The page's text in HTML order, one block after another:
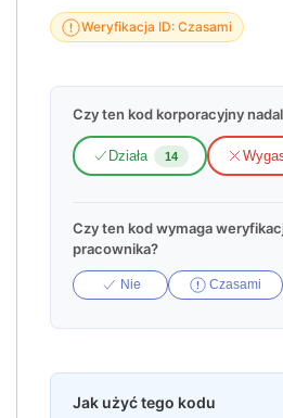
Weryfikacja ID: Czasami
Czy ten kod korporacyjny nadal
Działa 14
Czy ten kod wymaga
pracownika?
Nie Czasami
Jak użyć tego kodu